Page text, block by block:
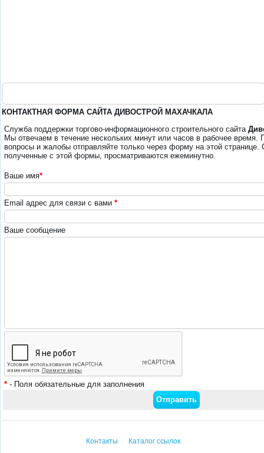
КОНТАКТНАЯ ФОРМА САЙТА ДИВОСТРОЙ МАХАЧКАЛА
Служба поддержки торгово-информационного строительного сайта
Мы отвечаем в течение нескольких минут или часов в рабочее время.
вопросы и жалобы отправляйте только через форму на этой
полученные с этой формы, просматриваются ежеминутно.
Ваше имя*
Email адрес для связи с вами *
Ваше сообщение
* - Поля обязательные для заполнения
Контакты Каталог ссылок